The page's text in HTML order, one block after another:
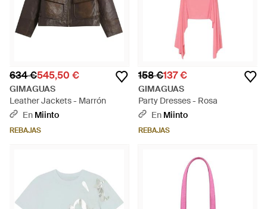
634 €545,50 €
GIMAGUAS
Leather Jackets - Marrón
En Miinto
REBAJAS
158 €137 €
GIMAGUAS
Party Dresses - Rosa
En Miinto
REBAJAS